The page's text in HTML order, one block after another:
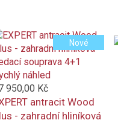
náhled
950,00 Kč
Nové
antracit Wood
- zahradní hliníková